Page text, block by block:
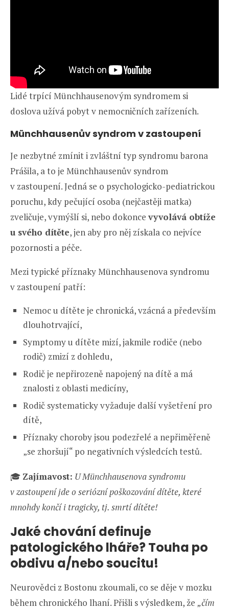
Lidé trpící Münchhausenovým syndromem si
doslova užívá pobyt v nemocničních zařízeních.
Münchhausenův syndrom v zastoupení
Je nezbytné zmínit i zvláštní typ syndromu barona
Prášila, a to je Münchhausenův syndrom
v zastoupení. Jedná se o psychologicko-pediatrickou
poruchu, kdy pečující osoba (nejčastěji matka)
zveličuje, vymýšlí si, nebo dokonce vyvolává obtíže
u svého dítěte, jen aby pro něj získala co nejvíce
pozornosti a péče.
Mezi typické příznaky Münchhausenova syndromu
v zastoupení patří:
Nemoc u dítěte je chronická, vzácná a především
dlouhotrvající,
Symptomy u dítěte mizí, jakmile rodiče (nebo
rodič) zmizí z dohledu,
Rodič je nepřirozeně napojený na dítě a má
znalosti z oblasti medicíny,
Rodič systematicky vyžaduje další vyšetření pro
dítě,
Příznaky choroby jsou podezřelé a nepřiměřeně
„se zhoršují“ po negativních výsledcích testů.
🎓 Zajímavost: U Münchhausenova syndromu
v zastoupení jde o seriózní poškozování dítěte, které
mnohdy končí i tragicky, tj. smrtí dítěte!
Jaké chování definuje
patologického lháře? Touha po
obdivu a/nebo soucitu!
Neurovědci z Bostonu zkoumali, co se děje v mozku
během chronického lhaní. Přišli s výsledkem, že „čím